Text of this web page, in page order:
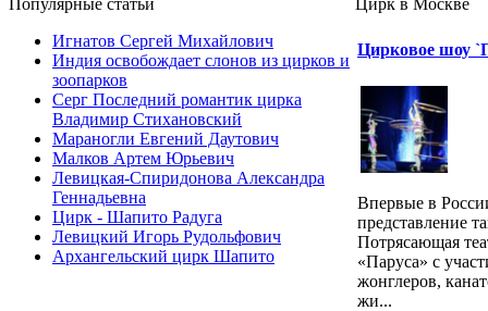
Популярные cтатьи
Игнатов Сергей Михайлович
Индия освобождает слонов из цирков и
зоопарков
Серг Последний романтик цирка
Владимир Стихановский
Мараногли Евгений Даутович
Малков Артем Юрьевич
Левицкая-Спиридонова Александра
Геннадьевна
Цирк - Шапито Радуга
Левицкий Игорь Рудольфович
Архангельский цирк Шапито
Цирк в Москве
Цирковое шоу
Впервые в
представление
Потрясающая
«Паруса» с
жонглеров,
жи...